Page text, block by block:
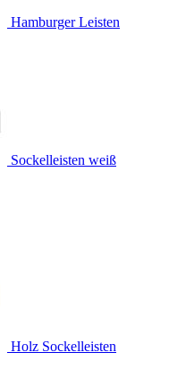
Hamburger Leisten
Sockelleisten weiß
Holz Sockelleisten